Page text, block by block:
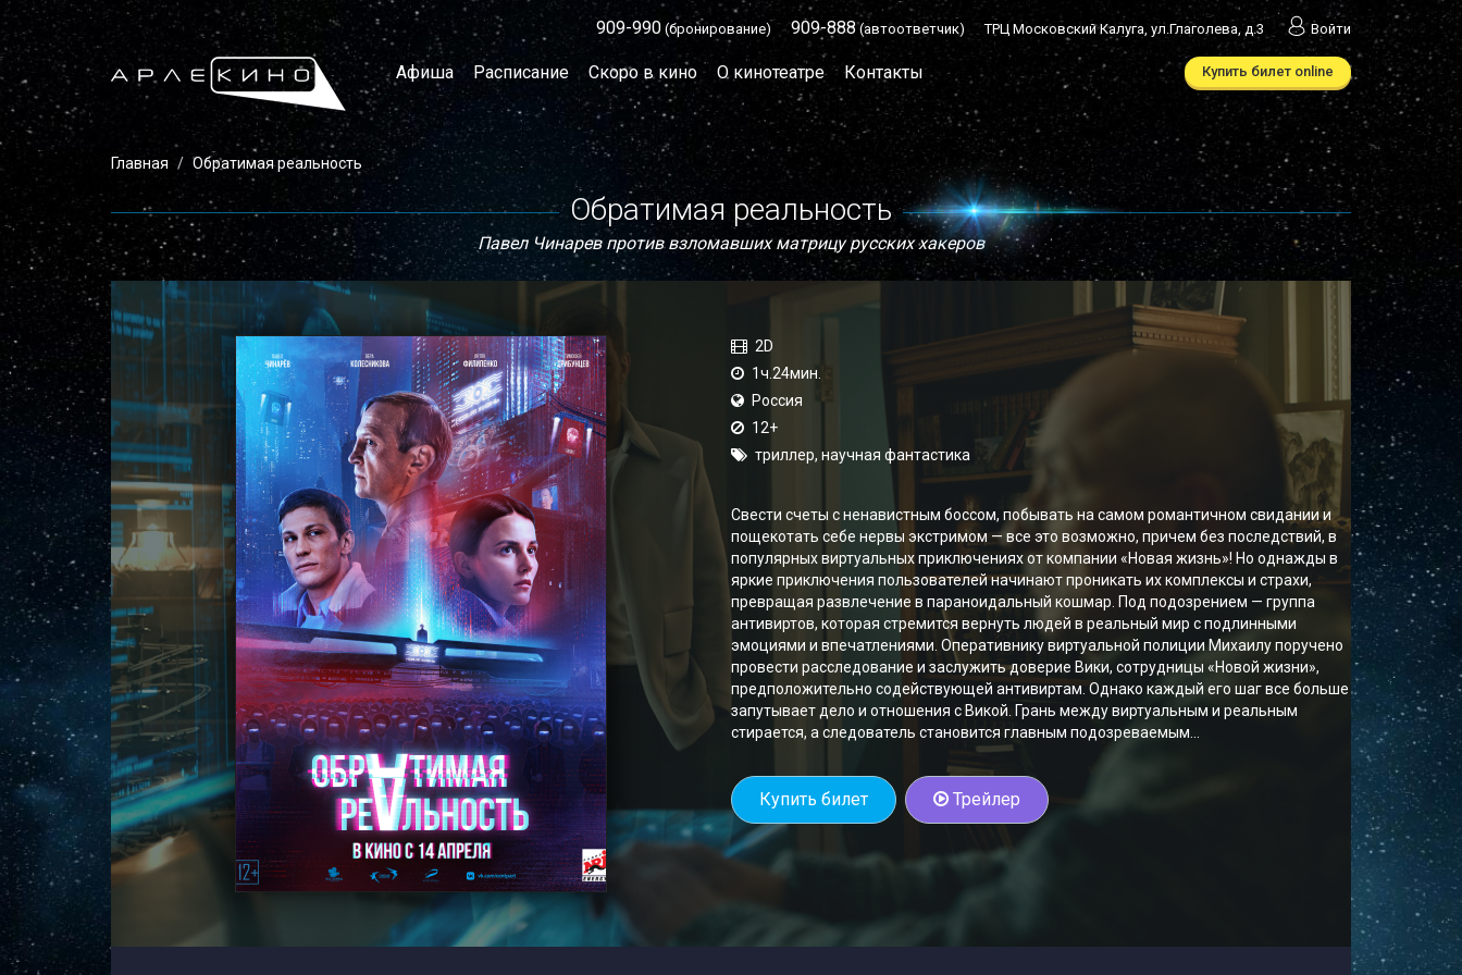
909-990 (бронирование) 909-888(автоответчик) ТРЦ Московский Калуга, ул.Глаголева, д.3 Войти
Афиша Расписание Скоро в кино О кинотеатре Контакты Купить билет online
Главная Обратимая реальность
Павел Чинарев против взломавших матрицу русских хакеров
Обратимая реальность
2D
1ч.24мин.
Россия
12+
триллер, научная фантастика
Свести счеты с ненавистным боссом, побывать на самом романтичном свидании и
пощекотать себе нервы экстримом — все это возможно, причем без последствий, в
популярных виртуальных приключениях от компании «Новая жизнь»! Но однажды в
яркие приключения пользователей начинают проникать их комплексы и страхи,
превращая развлечение в параноидальный кошмар. Под подозрением — группа
антивиртов, которая стремится вернуть людей в реальный мир с подлинными
эмоциями и впечатлениями. Оперативнику виртуальной полиции Михаилу поручено
провести расследование и заслужить доверие Вики, сотрудницы «Новой жизни»,
предположительно содействующей антивиртам. Однако каждый его шаг все больше
запутывает дело и отношения с Викой. Грань между виртуальным и реальным
стирается, а следователь становится главным подозреваемым...
Купить билет Трейлер